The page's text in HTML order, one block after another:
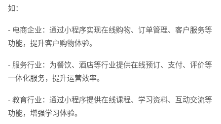
如：
- 电商企业：通过小程序实现在线购物、订单管理、客户服务等
功能，提升客户购物体验。
- 服务行业：为餐饮、酒店等行业提供在线预订、支付、评价等
一体化服务，提升运营效率。
- 教育行业：通过小程序提供在线课程、学习资料、互动交流等
功能，增强学习体验。